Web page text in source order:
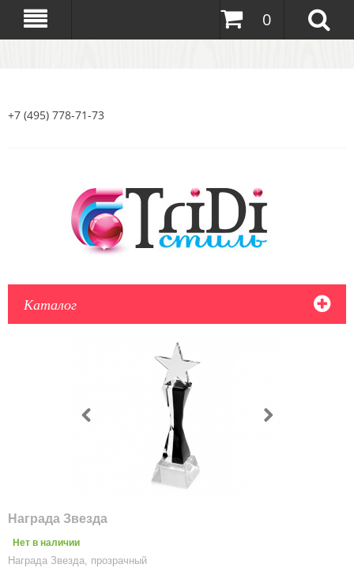
0
+7 (495) 778-71-73
Каталог
Награда Звезда
Нет в наличии
Награда Звезда, прозрачный